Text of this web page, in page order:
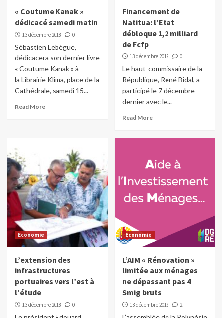
« Coutume Kanak »
dédicacé samedi matin
13 décembre 2018 0
Sébastien Lebègue,
dédicacera son dernier livre
« Coutume Kanak » à
la Librairie Klima, place de la
Cathédrale, samedi 15...
Read More
Financement de
Natitua: l’Etat
débloque 1,2 milliard
de Fcfp
13 décembre 2018 0
Le haut-commissaire de la
République, René Bidal, a
participé le 7 décembre
dernier avec le...
Read More
Economie
L’extension des
infrastructures
portuaires vers l’est à
l’étude
13 décembre 2018 0
Economie
L’AIM « Rénovation »
limitée aux ménages
ne dépassant pas 4
Smig bruts
13 décembre 2018 2